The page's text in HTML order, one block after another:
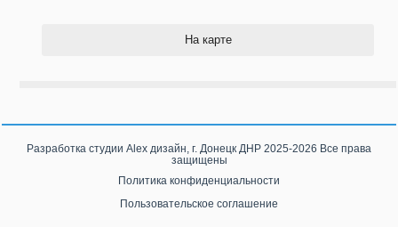
На карте
Разработка студии Alex дизайн, г. Донецк ДНР 2025-2026 Все права
защищены
Политика конфиденциальности
Пользовательское соглашение